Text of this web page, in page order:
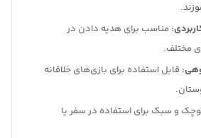
مناسب برای هدیه دادن در
مختلف.
قابل استفاده برای بازی‌های خلاقانه
و سبک برای استفاده در سفر یا